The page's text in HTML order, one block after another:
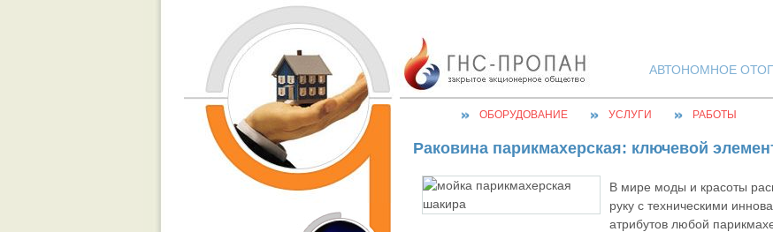
АВТОНОМНОЕ
ОБОРУДОВАНИЕ УСЛУГИ РАБОТЫ
Раковина парикмахерская: ключевой
В мире моды и красоты
руку с техническими
атрибутов любой